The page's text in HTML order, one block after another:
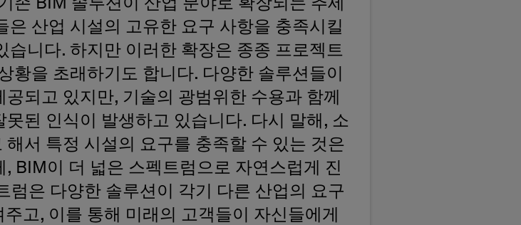
존 BIM 솔루션이 산업 분야로 확장되는 추세
은 산업 시설의 고유한 요구 사항을 충족시킬
습니다. 하지만 이러한 확장은 종종 프로젝트
황을 초래하기도 합니다. 다양한 솔루션들이
되고 있지만, 기술의 광범위한 수용과 함께
된 인식이 발생하고 있습니다. 다시 말해, 소
서 특정 시설의 요구를 충족할 수 있는 것은
BIM이 더 넓은 스펙트럼으로 자연스럽게 진
럼은 다양한 솔루션이 각기 다른 산업의 요구
고, 이를 통해 미래의 고객들이 자신들에게